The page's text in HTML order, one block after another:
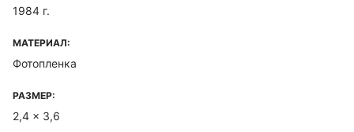
1984 г.
МАТЕРИАЛ:
Фотопленка
РАЗМЕР:
2,4 x 3,6